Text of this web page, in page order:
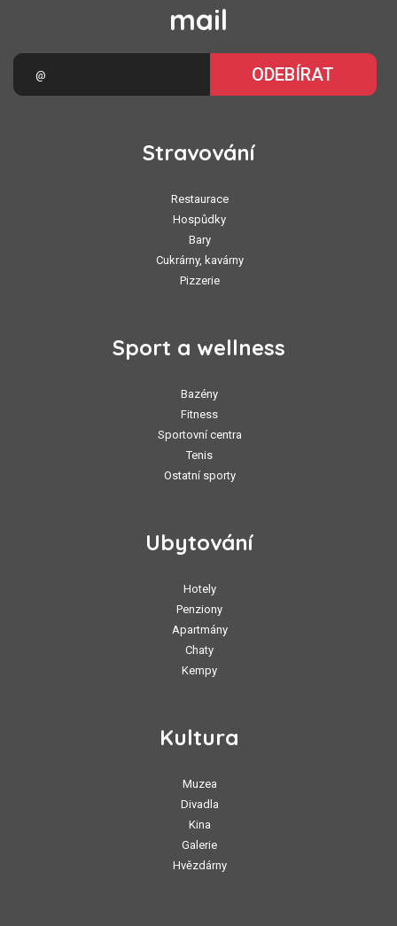
mail
ODEBÍRAT
Stravování
Restaurace
Hospůdky
Bary
Cukrárny, kavárny
Pizzerie
Sport a wellness
Bazény
Fitness
Sportovní centra
Tenis
Ostatní sporty
Ubytování
Hotely
Penziony
Apartmány
Chaty
Kempy
Kultura
Muzea
Divadla
Kina
Galerie
Hvězdárny